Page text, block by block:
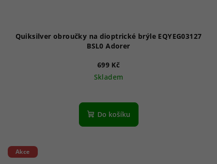
Quiksilver obroučky na dioptrické brýle EQYEG03127
BSL0 Adorer
699 Kč
Skladem
Do košíku
Akce